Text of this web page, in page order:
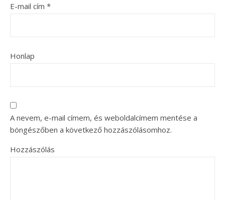
E-mail cím *
Honlap
A nevem, e-mail címem, és weboldalcímem mentése a
böngészőben a következő hozzászólásomhoz.
Hozzászólás